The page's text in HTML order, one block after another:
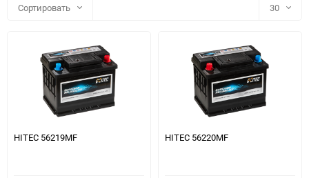
Сортировать 30
60
90
HITEC 56219MF HITEC 56220MF